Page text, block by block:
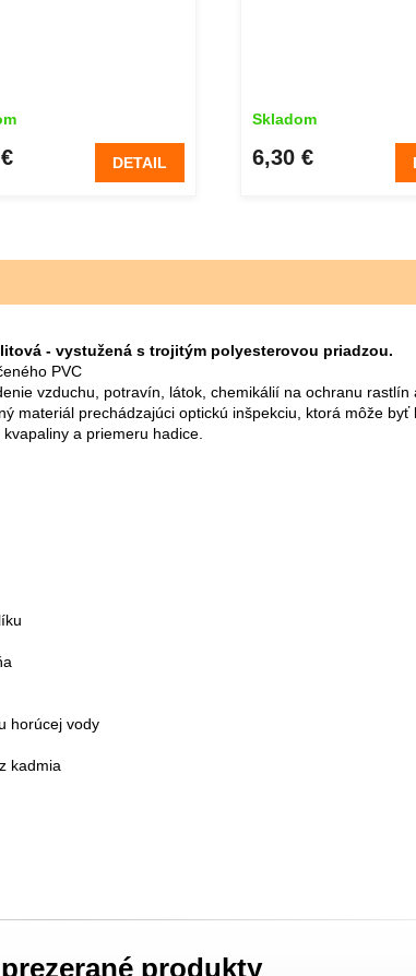
DETAIL
Skladom
6,30 €
- vystužená s trojitým polyesterovou priadzou.
PVC
vzduchu, potravín, látok, chemikálií na ochranu rastlín
materiál prechádzajúci optickú inšpekciu, ktorá môže byť
a priemeru hadice.
horúcej vody
kadmia
produkty